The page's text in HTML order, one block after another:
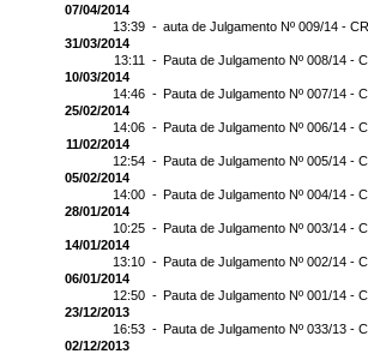
07/04/2014
13:39 - auta de Julgamento Nº 009/14 -
31/03/2014
13:11 - Pauta de Julgamento Nº 008/14 -
10/03/2014
14:46 - Pauta de Julgamento Nº 007/14 -
25/02/2014
14:06 - Pauta de Julgamento Nº 006/14 -
11/02/2014
12:54 - Pauta de Julgamento Nº 005/14 -
05/02/2014
14:00 - Pauta de Julgamento Nº 004/14 -
28/01/2014
10:25 - Pauta de Julgamento Nº 003/14 -
14/01/2014
13:10 - Pauta de Julgamento Nº 002/14 -
06/01/2014
12:50 - Pauta de Julgamento Nº 001/14 -
23/12/2013
16:53 - Pauta de Julgamento Nº 033/13 -
02/12/2013